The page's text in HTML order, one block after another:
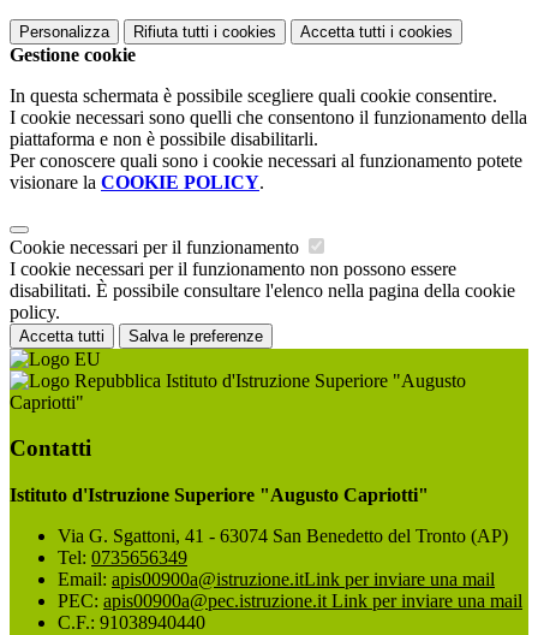
Personalizza Rifiuta tutti i cookies Accetta tutti i cookies
Gestione cookie
In questa schermata è possibile scegliere quali cookie consentire.
I cookie necessari sono quelli che consentono il funzionamento della
piattaforma e non è possibile disabilitarli.
Per conoscere quali sono i cookie necessari al funzionamento potete
visionare la COOKIE POLICY.
Cookie necessari per il funzionamento
I cookie necessari per il funzionamento non possono essere
disabilitati. È possibile consultare l'elenco nella pagina della cookie
policy.
Accetta tutti Salva le preferenze
Istituto d'Istruzione Superiore "Augusto
Capriotti"
Contatti
Istituto d'Istruzione Superiore "Augusto Capriotti"
Via G. Sgattoni, 41 - 63074 San Benedetto del Tronto (AP)
Tel: 0735656349
Email: apis00900a@istruzione.itLink per inviare una mail
PEC: apis00900a@pec.istruzione.it Link per inviare una mail
C.F.: 91038940440